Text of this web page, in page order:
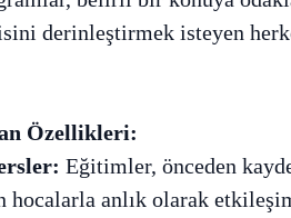
derinleştirmek isteyen
Özellikleri:
Eğitimler, önceden
hocalarla anlık olarak